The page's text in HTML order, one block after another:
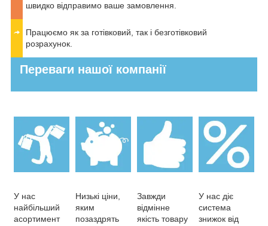
швидко відправимо ваше замовлення.
Працюємо як за готівковий, так і безготівковий
розрахунок.
Переваги нашої компанії
У нас
найбільший
асортимент
Низькі ціни,
яким
позаздрять
Завжди
відмінне
якість товару
У нас діє
система
знижок від